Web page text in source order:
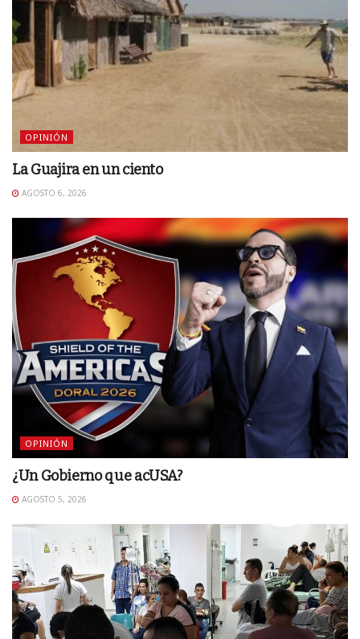
OPINIÓN
La Guajira en un ciento
AGOSTO 6, 2026
OPINIÓN
¿Un Gobierno que acUSA?
AGOSTO 5, 2026